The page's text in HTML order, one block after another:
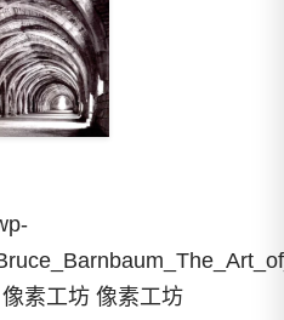
像素工坊 像素工坊